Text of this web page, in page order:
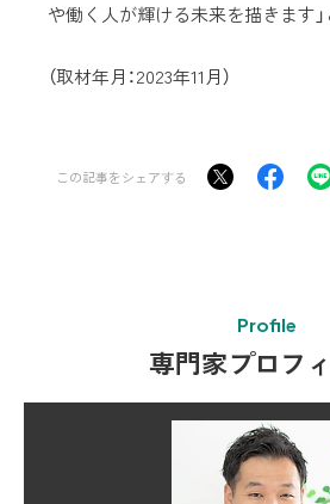
や働く人が輝ける未来を描きます」
（取材年月：2023年11月）
この記事をシェアする
Profile
専門家プロフ